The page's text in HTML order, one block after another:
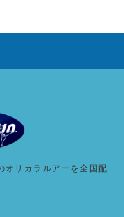
オリカラルアーを全国配